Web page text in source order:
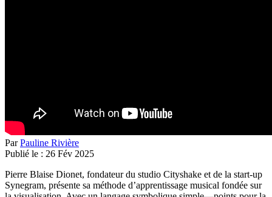
ParPauline Rivière
Publié le : 26 Fév 2025
Pierre Blaise Dionet, fondateur du studio Cityshake et de la start-up
Synegram, présente sa méthode d’apprentissage musical fondée sur